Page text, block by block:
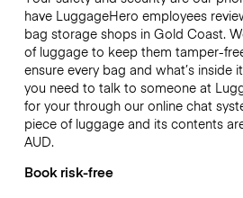
have LuggageHero employees
bag storage shops in Gold Coast.
of luggage to keep them tamper-
ensure every bag and what’s inside
you need to talk to someone at
for your through our online chat
piece of luggage and its contents
AUD.
Book risk-free